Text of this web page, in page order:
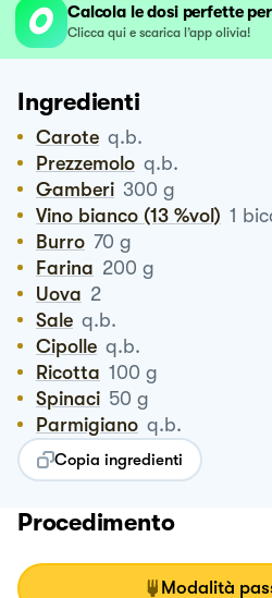
Calcola le dosi perfette
Clicca qui e scarica l’app olivia!
Ingredienti
Carote q.b.
Prezzemolo q.b.
Gamberi 300 g
Vino bianco (13 %vol) 1
Burro 70 g
Farina 200 g
Uova 2
Sale q.b.
Cipolle q.b.
Ricotta 100 g
Spinaci 50 g
Parmigiano q.b.
Copia ingredienti
Procedimento
Modalità